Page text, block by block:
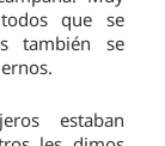
que se
también se
estaban